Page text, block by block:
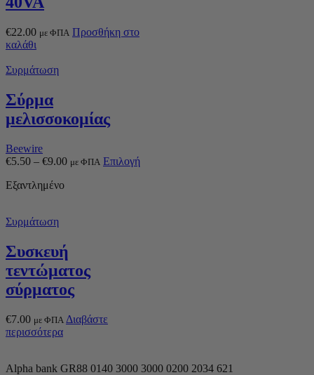
€22.00 με ΦΠΑ Προσθήκη στο
καλάθι
Συρμάτωση
Σύρμα
μελισσοκομίας
Beewire
€5.50 – €9.00 με ΦΠΑ Επιλογή
Εξαντλημένο
Συρμάτωση
Συσκευή
τεντώματος
σύρματος
€7.00 με ΦΠΑ Διαβάστε
περισσότερα
Alpha bank GR88 0140 3000 3000 0200 2034 621